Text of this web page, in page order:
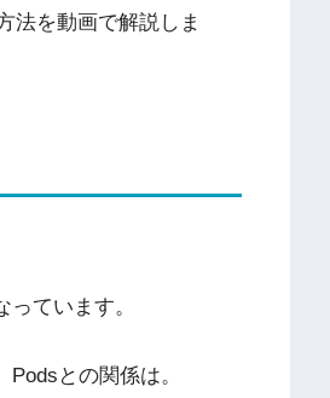
法を動画で解説しま
ています。
との関係は。